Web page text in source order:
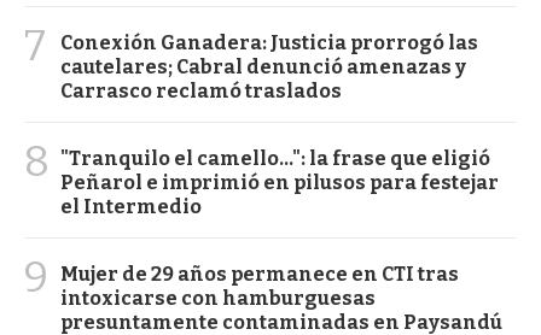
7
Conexión Ganadera: Justicia prorrogó las
cautelares; Cabral denunció amenazas y
Carrasco reclamó traslados
8
"Tranquilo el camello...": la frase que eligió
Peñarol e imprimió en pilusos para festejar
el Intermedio
9
Mujer de 29 años permanece en CTI tras
intoxicarse con hamburguesas
presuntamente contaminadas en Paysandú